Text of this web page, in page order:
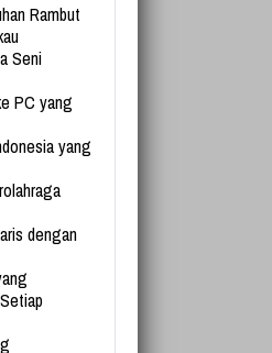
Rambut
Seni
PC yang
yang
dengan